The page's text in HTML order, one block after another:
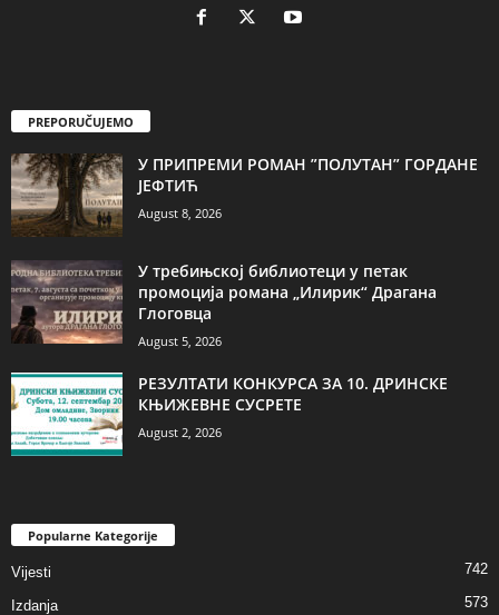
PREPORUČUJEMO
У ПРИПРЕМИ РОМАН ”ПОЛУТАН” ГОРДАНЕ
ЈЕФТИЋ
August 8, 2026
У требињској библиотеци у петак
промоција романа „Илирик“ Драгана
Глоговца
August 5, 2026
РЕЗУЛТАТИ КОНКУРСА ЗА 10. ДРИНСКЕ
КЊИЖЕВНЕ СУСРЕТЕ
August 2, 2026
Popularne Kategorije
Vijesti 742
Izdanja 573